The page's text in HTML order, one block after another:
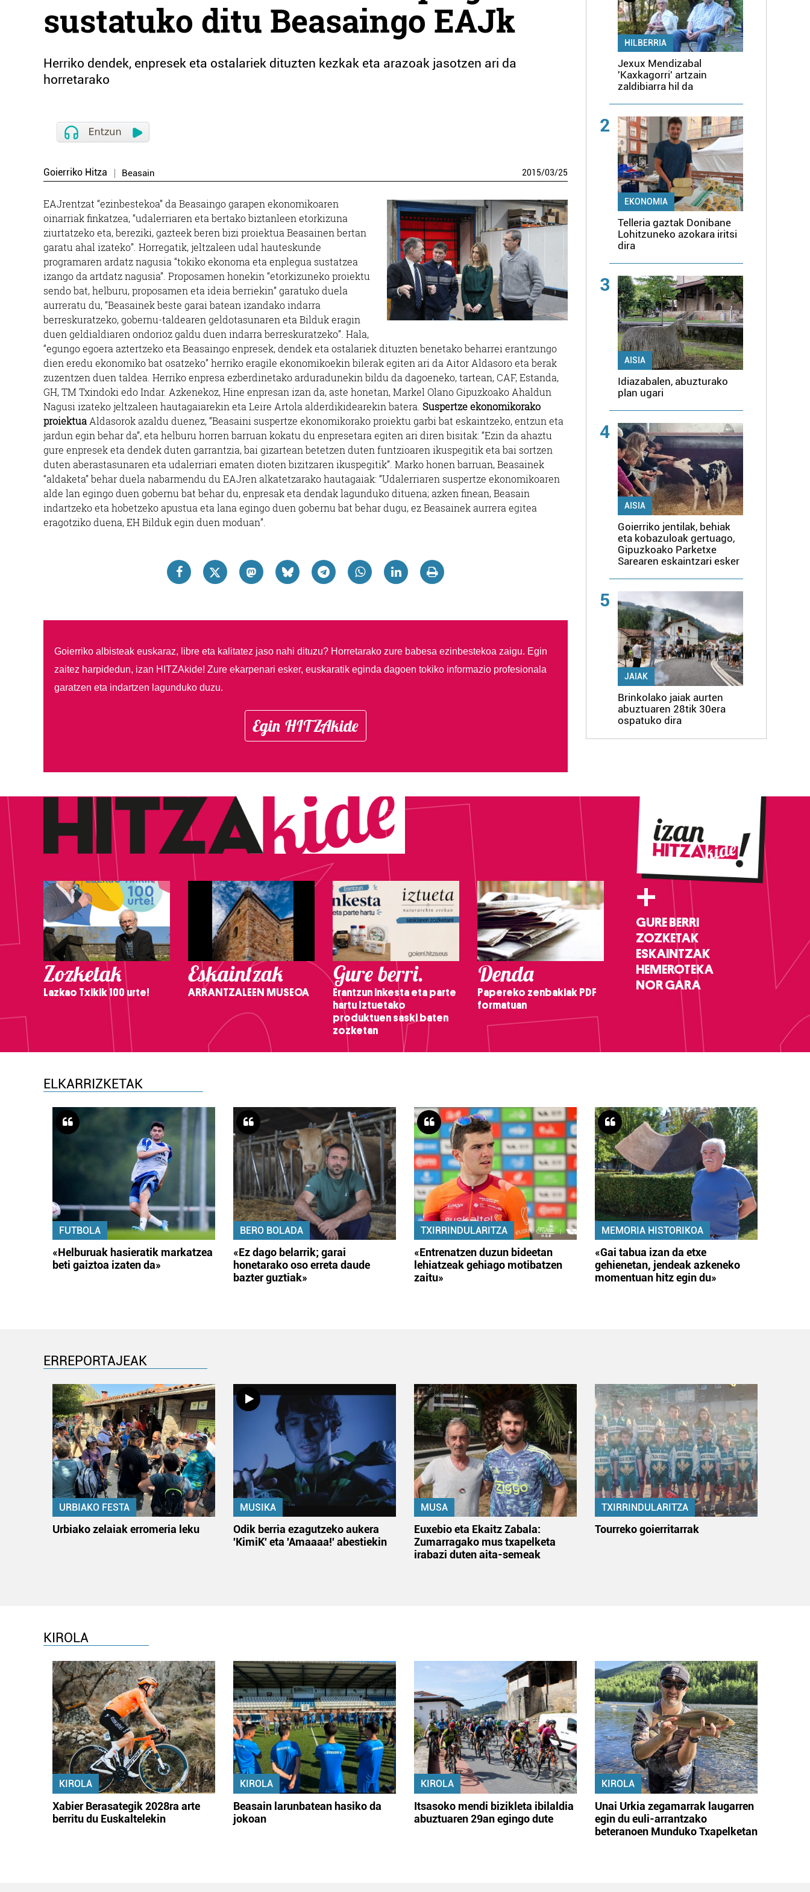
sustatuko ditu Beasaingo EAJk
Herriko dendek, enpresek eta ostalariek dituzten kezkak eta arazoak jasotzen ari da
horretarako
Goierriko Hitza Beasain 2015/03/25
EAJrentzat “ezinbestekoa” da Beasaingo garapen ekonomikoaren
oinarriak finkatzea, “udalerriaren eta bertako biztanleen etorkizuna
ziurtatzeko eta, bereziki, gazteek beren bizi proiektua Beasainen bertan
garatu ahal izateko”. Horregatik, jeltzaleen udal hauteskunde
programaren ardatz nagusia “tokiko ekonoma eta enplegua sustatzea
izango da artdatz nagusia”. Proposamen honekin “etorkizuneko proiektu
sendo bat, helburu, proposamen eta ideia berriekin” garatuko duela
aurreratu du, “Beasainek beste garai batean izandako indarra
berreskuratzeko, gobernu-taldearen geldotasunaren eta Bilduk eragin
duen geldialdiaren ondorioz galdu duen indarra berreskuratzeko”. Hala,
“egungo egoera aztertzeko eta Beasaingo enpresek, dendek eta ostalariek dituzten benetako beharrei erantzungo
dien eredu ekonomiko bat osatzeko” herriko eragile ekonomikoekin bilerak egiten ari da Aitor Aldasoro eta berak
zuzentzen duen taldea. Herriko enpresa ezberdinetako arduradunekin bildu da dagoeneko, tartean, CAF, Estanda,
GH, TM Txindoki edo Indar. Azkenekoz, Hine enpresan izan da, aste honetan, Markel Olano Gipuzkoako Ahaldun
Nagusi izateko jeltzaleen hautagaiarekin eta Leire Artola alderdikidearekin batera. Suspertze ekonomikorako
proiektua Aldasorok azaldu duenez, “Beasaini suspertze ekonomikorako proiektu garbi bat eskaintzeko, entzun eta
jardun egin behar da”, eta helburu horren barruan kokatu du enpresetara egiten ari diren bisitak: “Ezin da ahaztu
gure enpresek eta dendek duten garrantzia, bai gizartean betetzen duten funtzioaren ikuspegitik eta bai sortzen
duten aberastasunaren eta udalerriari ematen dioten bizitzaren ikuspegitik”. Marko honen barruan, Beasainek
“aldaketa” behar duela nabarmendu du EAJren alkatetzarako hautagaiak: “Udalerriaren suspertze ekonomikoaren
alde lan egingo duen gobernu bat behar du, enpresak eta dendak lagunduko dituena; azken finean, Beasain
indartzeko eta hobetzeko apustua eta lana egingo duen gobernu bat behar dugu, ez Beasainek aurrera egitea
eragotziko duena, EH Bilduk egin duen moduan”.
Goierriko albisteak euskaraz, libre eta kalitatez jaso nahi dituzu? Horretarako zure babesa ezinbestekoa zaigu. Egin
zaitez harpidedun, izan HITZAkide! Zure ekarpenari esker, euskaratik eginda dagoen tokiko informazio profesionala
garatzen eta indartzen lagunduko duzu.
Egin HITZAkide
HILBERRIA
Jexux Mendizabal
'Kaxkagorri' artzain
zaldibiarra hil da
2
EKONOMIA
Telleria gaztak Donibane
Lohitzuneko azokara iritsi
dira
3
AISIA
Idiazabalen, abuzturako
plan ugari
4
AISIA
Goierriko jentilak, behiak
eta kobazuloak gertuago,
Gipuzkoako Parketxe
Sarearen eskaintzari esker
5
JAIAK
Brinkolako jaiak aurten
abuztuaren 28tik 30era
ospatuko dira
Zozketak
Lazkao Txikik 100 urte!
Eskaintzak
ARRANTZALEEN MUSEOA
Gure berri.
Erantzun inkesta eta parte
hartu Iztuetako
produktuen saski baten
zozketan
Denda
Papereko zenbakiak PDF
formatuan
+
GURE BERRI
ZOZKETAK
ESKAINTZAK
HEMEROTEKA
NOR GARA
ELKARRIZKETAK
FUTBOLA
«Helburuak hasieratik markatzea
beti gaiztoa izaten da»
BERO BOLADA
«Ez dago belarrik; garai
honetarako oso erreta daude
bazter guztiak»
TXIRRINDULARITZA
«Entrenatzen duzun bideetan
lehiatzeak gehiago motibatzen
zaitu»
MEMORIA HISTORIKOA
«Gai tabua izan da etxe
gehienetan, jendeak azkeneko
momentuan hitz egin du»
ERREPORTAJEAK
URBIAKO FESTA
Urbiako zelaiak erromeria leku
MUSIKA
Odik berria ezagutzeko aukera
'KimiK' eta 'Amaaaa!' abestiekin
MUSA
Euxebio eta Ekaitz Zabala:
Zumarragako mus txapelketa
irabazi duten aita-semeak
TXIRRINDULARITZA
Tourreko goierritarrak
KIROLA
KIROLA
Xabier Berasategik 2028ra arte
berritu du Euskaltelekin
KIROLA
Beasain larunbatean hasiko da
jokoan
KIROLA
Itsasoko mendi bizikleta ibilaldia
abuztuaren 29an egingo dute
KIROLA
Unai Urkia zegamarrak laugarren
egin du euli-arrantzako
beteranoen Munduko Txapelketan